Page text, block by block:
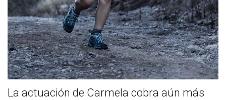
La actuación de Carmela cobra aún más